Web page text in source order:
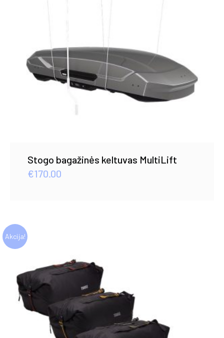
Stogo bagažinės keltuvas MultiLift
€170.00
Akcija!